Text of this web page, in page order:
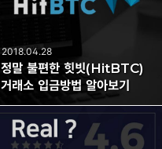
2018.04.28
정말 불편한 힛빗(HitBTC)
거래소 입금방법 알아보기